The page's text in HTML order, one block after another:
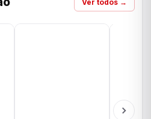
Ver todos →